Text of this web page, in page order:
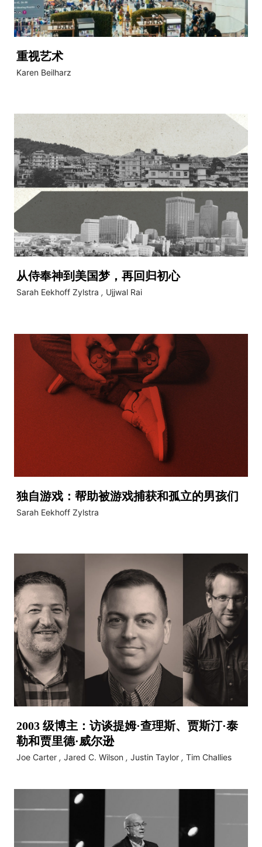
重视艺术
Karen Beilharz
从侍奉神到美国梦，再回归初心
Sarah Eekhoff Zylstra , Ujjwal Rai
独自游戏：帮助被游戏捕获和孤立的男孩们
Sarah Eekhoff Zylstra
2003 级博主：访谈提姆·查理斯、贾斯汀·泰
勒和贾里德·威尔逊
Joe Carter , Jared C. Wilson , Justin Taylor , Tim Challies